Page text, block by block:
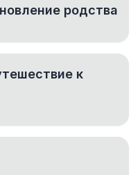
родства
к